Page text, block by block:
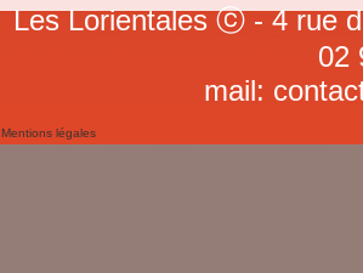
Les Lorientales ⓒ - 4 rue
02
mail:
Mentions légales